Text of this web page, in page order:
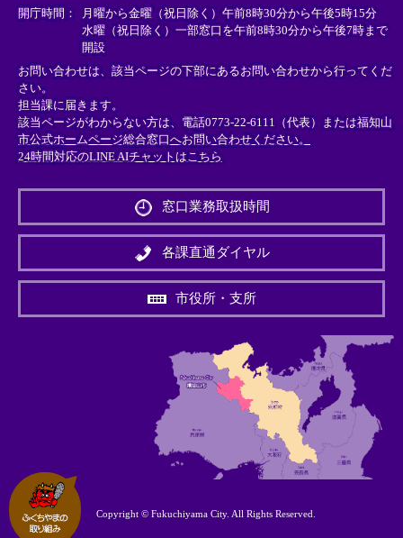
＞
＞
＞
開庁時間：
月曜から金曜（祝日除く）午前8時30分から午後5時15分
水曜（祝日除く）一部窓口を午前8時30分から午後7時まで
開設
お問い合わせは、該当ページの下部にあるお問い合わせから行ってくだ
さい。
担当課に届きます。
該当ページがわからない方は、電話0773-22-6111（代表）または福知山
市公式ホームページ総合窓口へお問い合わせください。
24時間対応のLINE AIチャットはこちら
外
リ
ン
＞
窓口業務取扱時間
各課直通ダイヤル
市役所・支所
Copyright © Fukuchiyama City. All Rights Reserved.